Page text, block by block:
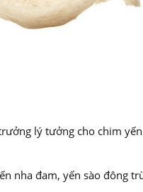
lý tưởng cho chim
nha đam, yến sào đông